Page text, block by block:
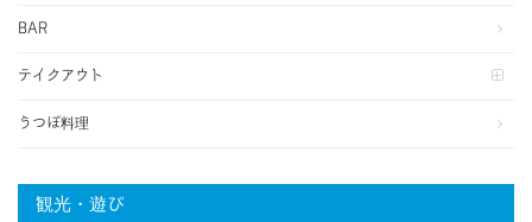
BAR
テイクアウト
うつぼ料理
観光・遊び